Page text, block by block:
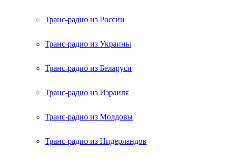
Транс-радио из России
Транс-радио из Украины
Транс-радио из Беларуси
Транс-радио из Израиля
Транс-радио из Молдовы
Транс-радио из Нидерландов